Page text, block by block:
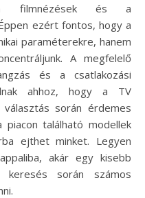
a filmnézések és a
ezért fontos, hogy a
paraméterekre, hanem
A megfelelő
és a csatlakozási
ahhoz, hogy a TV
során érdemes
piacon található modellek
ejthet minket. Legyen
akár egy kisebb
során számos